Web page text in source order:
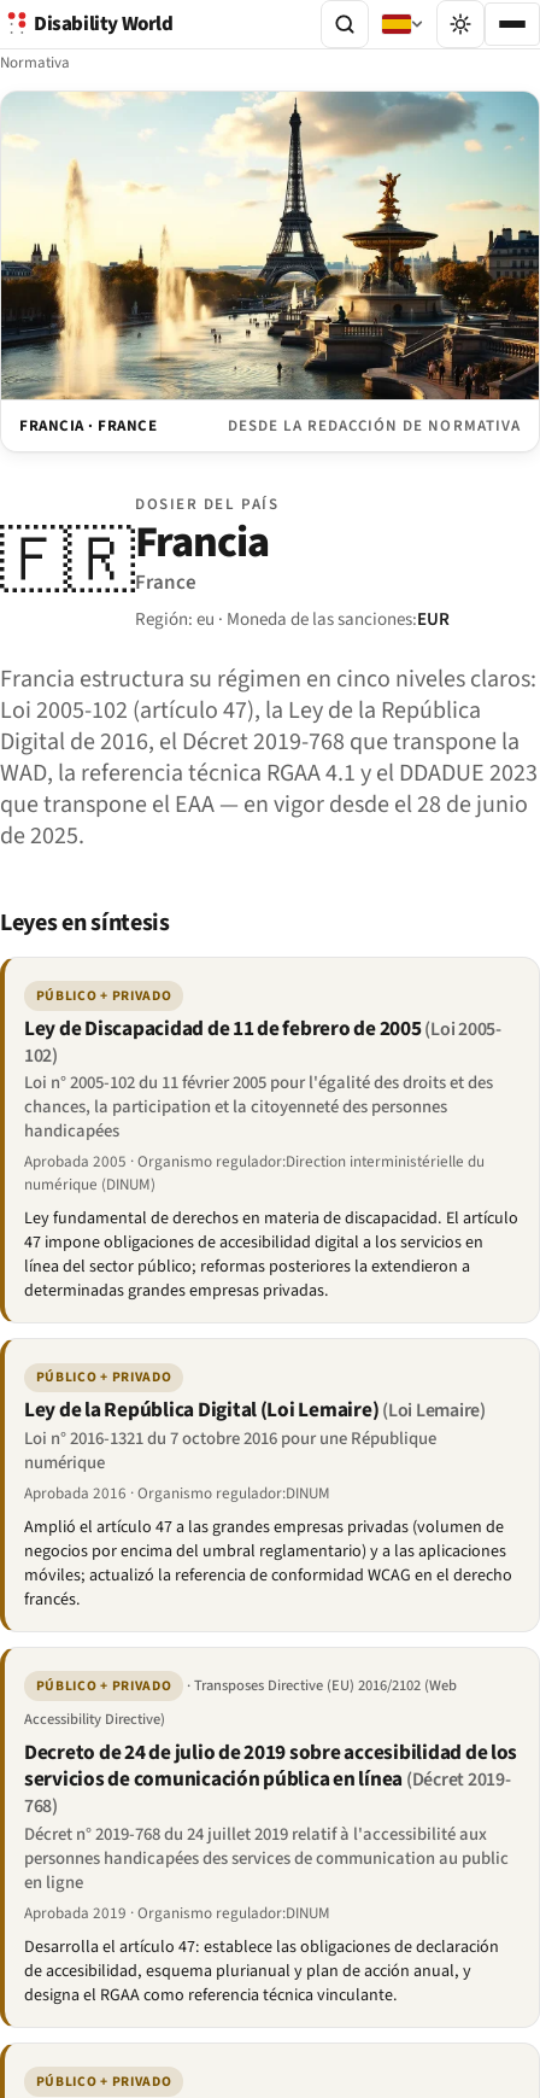
Disability World
Normativa
FRANCIA · FRANCE DESDE LA REDACCIÓN DE NORMATIVA
🇫🇷
DOSIER DEL PAÍS
Francia
France
Región: eu · Moneda de las sanciones:EUR
Francia estructura su régimen en cinco niveles claros:
Loi 2005-102 (artículo 47), la Ley de la República
Digital de 2016, el Décret 2019-768 que transpone la
WAD, la referencia técnica RGAA 4.1 y el DDADUE 2023
que transpone el EAA — en vigor desde el 28 de junio
de 2025.
Leyes en síntesis
PÚBLICO + PRIVADO
Ley de Discapacidad de 11 de febrero de 2005(Loi 2005-
102)
Loi n° 2005-102 du 11 février 2005 pour l'égalité des droits et des
chances, la participation et la citoyenneté des personnes
handicapées
Aprobada 2005 · Organismo regulador:Direction interministérielle du
numérique (DINUM)
Ley fundamental de derechos en materia de discapacidad. El artículo
47 impone obligaciones de accesibilidad digital a los servicios en
línea del sector público; reformas posteriores la extendieron a
determinadas grandes empresas privadas.
PÚBLICO + PRIVADO
Ley de la República Digital (Loi Lemaire)(Loi Lemaire)
Loi n° 2016-1321 du 7 octobre 2016 pour une République
numérique
Aprobada 2016 · Organismo regulador:DINUM
Amplió el artículo 47 a las grandes empresas privadas (volumen de
negocios por encima del umbral reglamentario) y a las aplicaciones
móviles; actualizó la referencia de conformidad WCAG en el derecho
francés.
PÚBLICO + PRIVADO
· Transposes Directive (EU) 2016/2102 (Web
Accessibility Directive)
Decreto de 24 de julio de 2019 sobre accesibilidad de los
servicios de comunicación pública en línea (Décret 2019-
768)
Décret n° 2019-768 du 24 juillet 2019 relatif à l'accessibilité aux
personnes handicapées des services de communication au public
en ligne
Aprobada 2019 · Organismo regulador:DINUM
Desarrolla el artículo 47: establece las obligaciones de declaración
de accesibilidad, esquema plurianual y plan de acción anual, y
designa el RGAA como referencia técnica vinculante.
PÚBLICO + PRIVADO